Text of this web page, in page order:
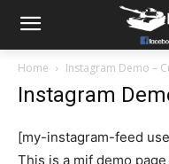
Home Instagram Demo –
Instagram
[my-instagram-feed
This is a mif demo